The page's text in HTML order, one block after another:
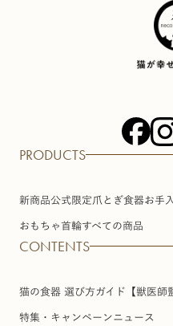
PRODUCTS
新商品公式限定爪とぎ食器お手
おもちゃ首輪すべての商品
CONTENTS
猫の食器 選び方ガイド【獣医師
特集・キャンペーンニュース